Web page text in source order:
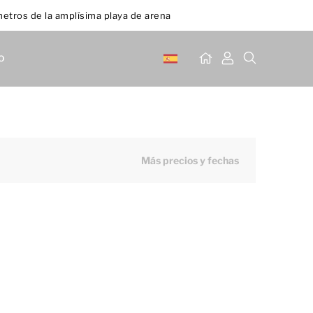
de la amplísima playa de arena
Más precios y fechas